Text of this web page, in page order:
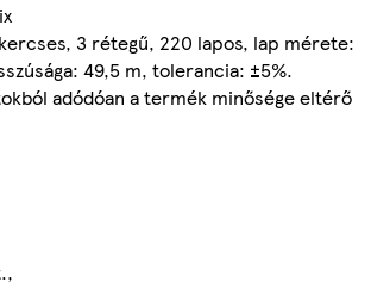
3 rétegű, 220 lapos, lap mérete:
49,5 m, tolerancia: ±5%.
adódóan a termék minősége eltérő